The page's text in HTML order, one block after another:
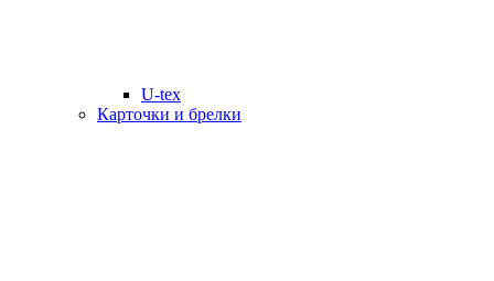
U-tex
Карточки и брелки